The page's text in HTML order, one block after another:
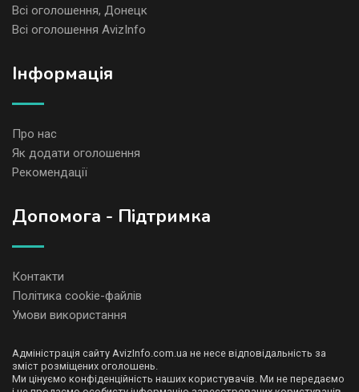
Всі оголошення, Донецк
Всі оголошення AvizInfo
Iнформація
Про нас
Як додати оголошення
Рекомендації
Допомога - Підтримка
Контакти
Політика cookie-файлів
Умови використання
Адміністрація сайту AvizInfo.com.ua не несе відповідальність за
зміст розміщених оголошень.
Ми цінуємо конфіденційність наших користувачів. Ми не передаємо